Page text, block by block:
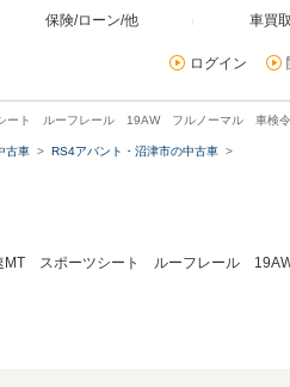
保険/ローン/他 車買取
ログイン
ート ルーフレール 19AW フルノーマル 車検令
古車
RS4アバント・沼津市の中古車
スポーツシート ルーフレール